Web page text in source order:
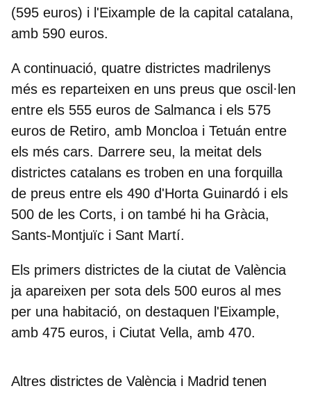
(595 euros) i l'Eixample de la capital catalana,
amb 590 euros.
A continuació, quatre districtes madrilenys
més es reparteixen en uns preus que oscil·len
entre els 555 euros de Salmanca i els 575
euros de Retiro, amb Moncloa i Tetuán entre
els més cars. Darrere seu, la meitat dels
districtes catalans es troben en una forquilla
de preus entre els 490 d'Horta Guinardó i els
500 de les Corts, i on també hi ha Gràcia,
Sants-Montjuïc i Sant Martí.
Els primers districtes de la ciutat de València
ja apareixen per sota dels 500 euros al mes
per una habitació, on destaquen l'Eixample,
amb 475 euros, i Ciutat Vella, amb 470.
Altres districtes de València i Madrid tenen